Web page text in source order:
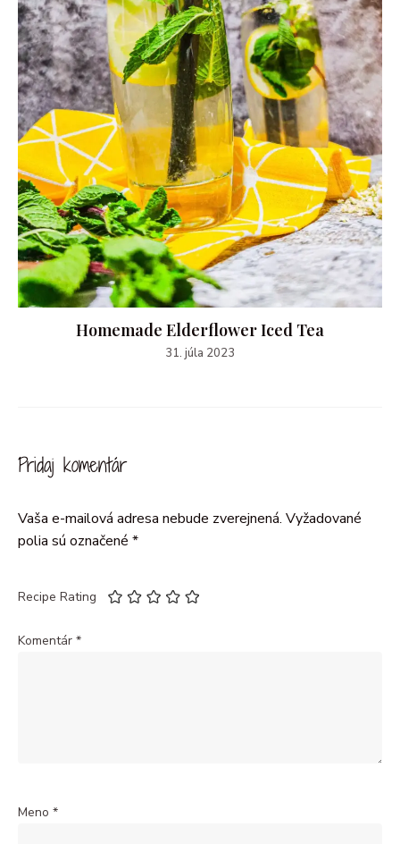
Homemade Elderflower Iced Tea
31. júla 2023
Pridaj komentár
Vaša e-mailová adresa nebude zverejnená. Vyžadované
polia sú označené *
Recipe Rating
Komentár *
Meno *